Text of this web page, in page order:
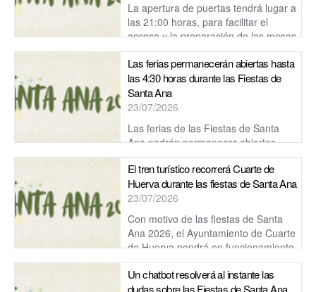
La apertura de puertas tendrá lugar a
las 21:00 horas, para facilitar el
acceso y la preparación de las mesas
antes del comienzo de la cena.
Las ferias permanecerán abiertas hasta
las 4:30 horas durante las Fiestas de
Santa Ana
23/07/2026
Las ferias de las Fiestas de Santa
Ana podrán permanecer abiertas
hasta las 4:30 horas de la madrugada, salvo el domingo,
jornada en la que el reci...El tren turístico recorrerá Cuarte de
Huerva durante las fiestas de Santa Ana
23/07/2026
Con motivo de las fiestas de Santa
Ana 2026, el Ayuntamiento de Cuarte
de Huerva pondrá en funcionamiento
el tren turístico los días 23, 24, 25 y 2...
Un chatbot resolverá al instante las